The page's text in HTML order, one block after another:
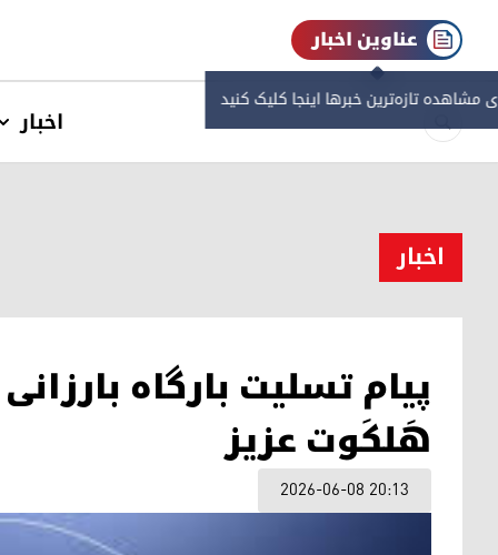
عناوین اخبار
مشاهده‌ تازه‌ترین خبرها اینجا کلیک کنید
اخبار
اخبار
پیام تسلیت بارگاه
هَلکَوت عزیز
2026-06-08 20:13